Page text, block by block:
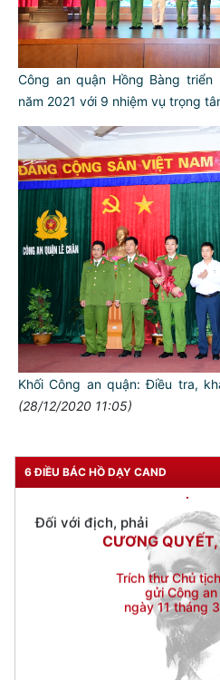
Công an quận Hồng Bàng
năm 2021 với 9 nhiệm vụ trọng
Khối Công an quận: Điều tra,
(28/12/2020 11:05)
6 ĐIỀU BÁC HỒ DẠY CAND
TƯ
NGƯỜI CÔNG AN
Đối với tự mình, phải
CẦN, KIỆM,
Đối với đồng sự, phải
THÂN ÁI
Đối với chính phủ, phải
TUYỆT ĐỐI
Đối với nhân dân, phải
KÍNH
Đối với công việc, phải
Đối với địch, phải
CƯƠNG QUYẾT,
Trích thư Chủ
gửi Công an
ngày 11 tháng